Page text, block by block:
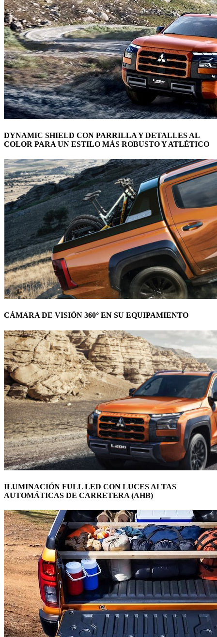
DYNAMIC SHIELD CON PARRILLA Y DETALLES AL
COLOR PARA UN ESTILO MÁS ROBUSTO Y ATLÉTICO
CÁMARA DE VISIÓN 360° EN SU EQUIPAMIENTO
ILUMINACIÓN FULL LED CON LUCES ALTAS
AUTOMÁTICAS DE CARRETERA (AHB)